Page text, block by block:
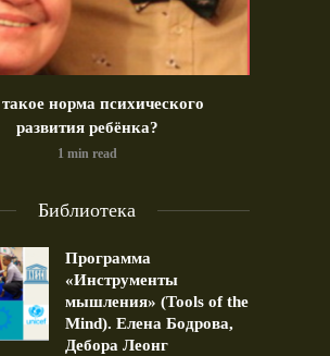
норма психического
развития ребёнка?
1 min read
Библиотека
Программа
«Инструменты
мышления» (Tools of the
Mind). Елена Бодрова,
Дебора Леонг